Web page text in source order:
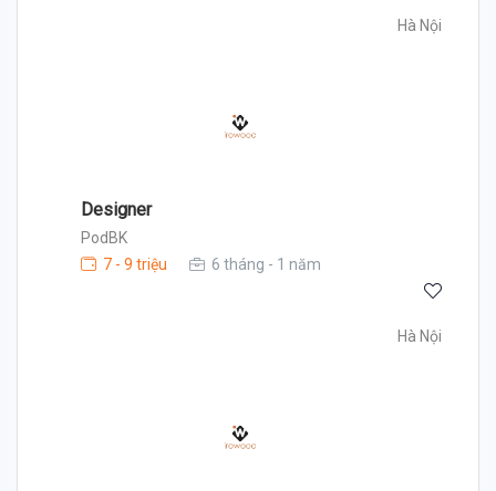
Hà Nội
Designer
PodBK
7 - 9 triệu
6 tháng - 1 năm
Hà Nội